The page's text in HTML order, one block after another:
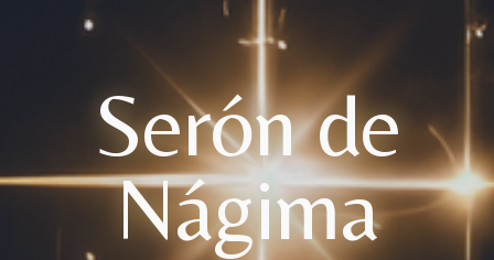
Serón de
Nágima